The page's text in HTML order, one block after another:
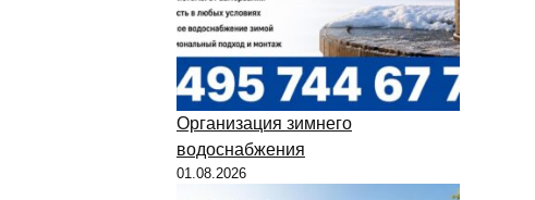
Организация зимнего
водоснабжения
01.08.2026